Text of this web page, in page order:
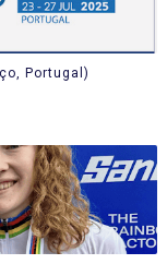
Portugal)